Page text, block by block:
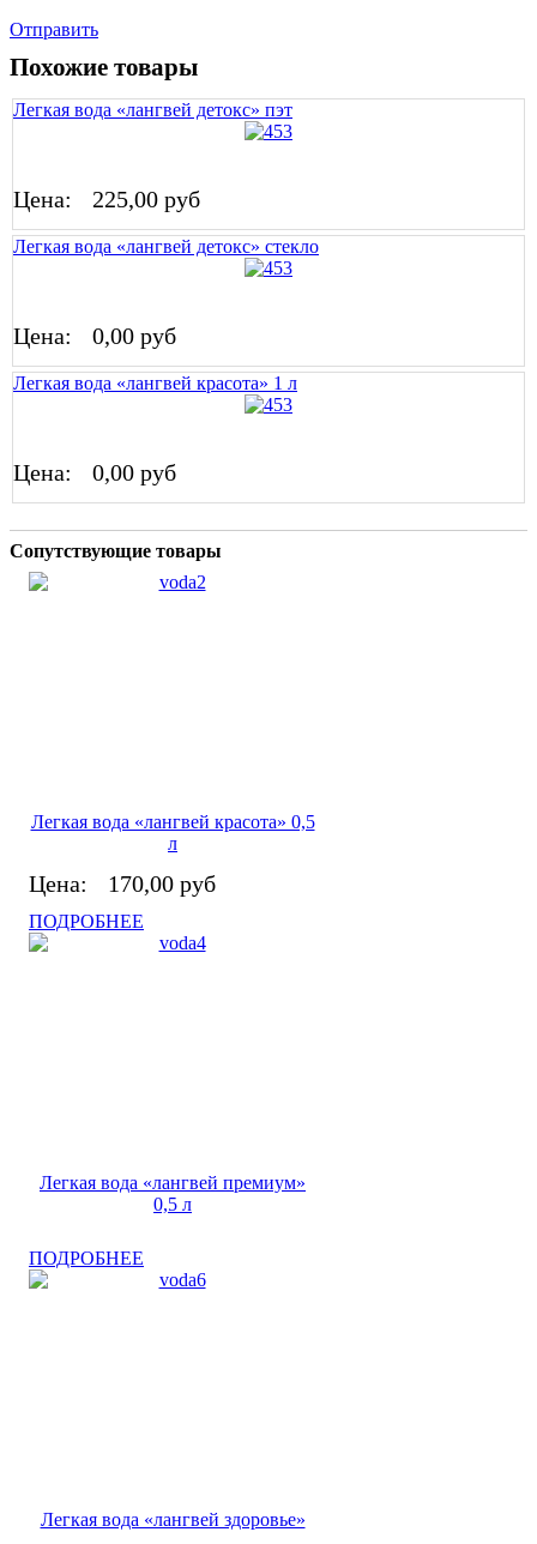
Отправить
Похожие товары
Легкая вода «лангвей детокс» пэт
Цена: 225,00 руб
Легкая вода «лангвей детокс» стекло
Цена: 0,00 руб
Легкая вода «лангвей красота» 1 л
Цена: 0,00 руб
Сопутствующие товары
Легкая вода «лангвей красота» 0,5
л
Цена: 170,00 руб
ПОДРОБНЕЕ
Легкая вода «лангвей премиум»
0,5 л
ПОДРОБНЕЕ
Легкая вода «лангвей здоровье»